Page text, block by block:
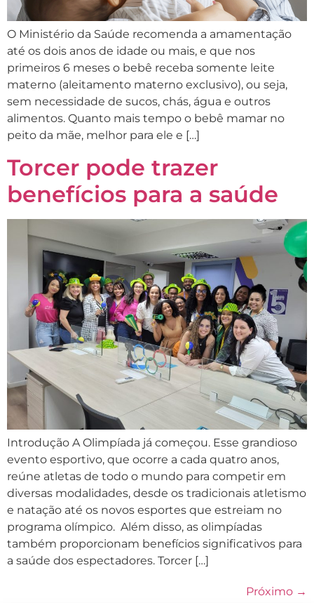
O Ministério da Saúde recomenda a amamentação
até os dois anos de idade ou mais, e que nos
primeiros 6 meses o bebê receba somente leite
materno (aleitamento materno exclusivo), ou seja,
sem necessidade de sucos, chás, água e outros
alimentos. Quanto mais tempo o bebê mamar no
peito da mãe, melhor para ele e […]
Torcer pode trazer
benefícios para a saúde
Introdução A Olimpíada já começou. Esse grandioso
evento esportivo, que ocorre a cada quatro anos,
reúne atletas de todo o mundo para competir em
diversas modalidades, desde os tradicionais atletismo
e natação até os novos esportes que estreiam no
programa olímpico. Além disso, as olimpíadas
também proporcionam benefícios significativos para
a saúde dos espectadores. Torcer […]
Próximo →